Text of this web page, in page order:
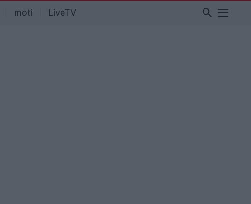
moti LiveTV search